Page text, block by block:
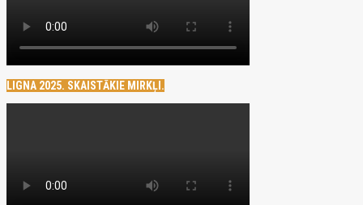
LIGNA 2025. SKAISTĀKIE MIRKĻI.